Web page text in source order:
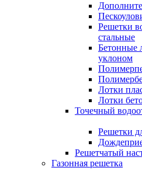
Решетки
стальные
Бетонные
уклоном
Лотки
Лотки
Точечный
Решетки
Решетчатый
Газонная решетка